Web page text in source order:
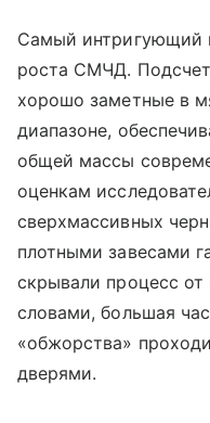
Самый интригующий
роста СМЧД.
хорошо заметные в
диапазоне,
общей массы
оценкам
сверхмассивных
плотными завесами
скрывали процесс
словами, большая
«обжорства»
дверями.